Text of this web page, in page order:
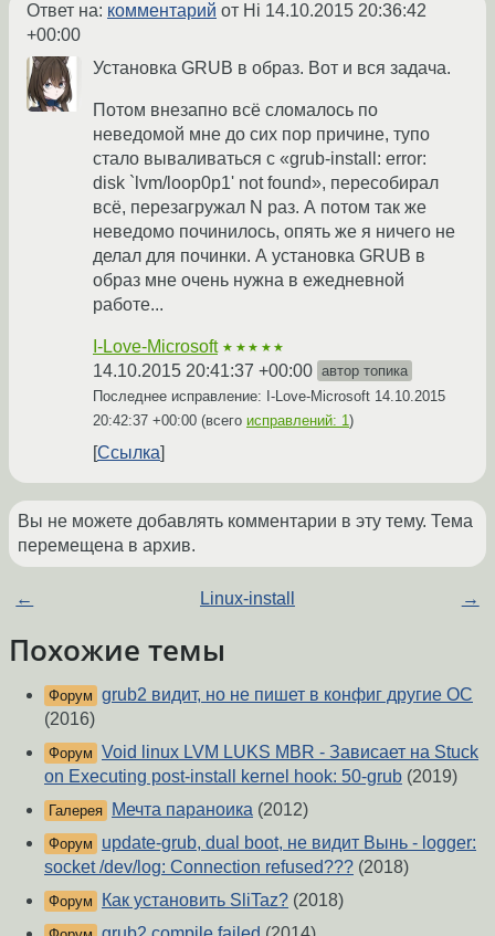
Ответ на: комментарий от Hi 14.10.2015 20:36:42
+00:00
Установка GRUB в образ. Вот и вся задача.
Потом внезапно всё сломалось по
неведомой мне до сих пор причине, тупо
стало вываливаться с «grub-install: error:
disk `lvm/loop0p1' not found», пересобирал
всё, перезагружал N раз. А потом так же
неведомо починилось, опять же я ничего не
делал для починки. А установка GRUB в
образ мне очень нужна в ежедневной
работе...
I-Love-Microsoft ★★★★★
14.10.2015 20:41:37 +00:00 автор топика
Последнее исправление: I-Love-Microsoft 14.10.2015
20:42:37 +00:00 (всего исправлений: 1)
Ссылка
Вы не можете добавлять комментарии в эту тему. Тема
перемещена в архив.
← Linux-install →
Похожие темы
Форум grub2 видит, но не пишет в конфиг другие ОС
(2016)
Форум Void linux LVM LUKS MBR - Зависает на Stuck
on Executing post-install kernel hook: 50-grub (2019)
Галерея Мечта параноика (2012)
Форум
update-grub, dual boot, не видит Вынь - logger:
socket /dev/log: Connection refused??? (2018)
Форум Как установить SliTaz? (2018)